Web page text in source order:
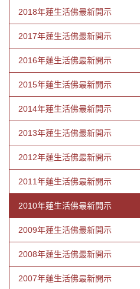
2018年蓮生活佛最新開示
2017年蓮生活佛最新開示
2016年蓮生活佛最新開示
2015年蓮生活佛最新開示
2014年蓮生活佛最新開示
2013年蓮生活佛最新開示
2012年蓮生活佛最新開示
2011年蓮生活佛最新開示
2010年蓮生活佛最新開示
2009年蓮生活佛最新開示
2008年蓮生活佛最新開示
2007年蓮生活佛最新開示